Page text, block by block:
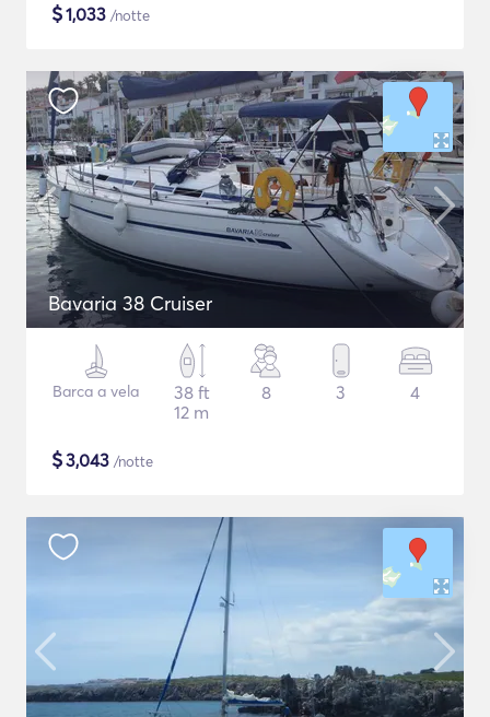
$1,033 /notte
Bavaria 38 Cruiser
Barca a vela
38 ft
12 m
8 3 4
$3,043 /notte